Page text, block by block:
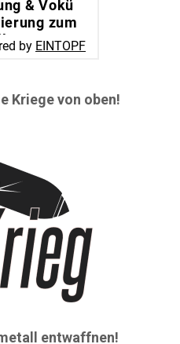
Kriege von oben!
entwaffnen!